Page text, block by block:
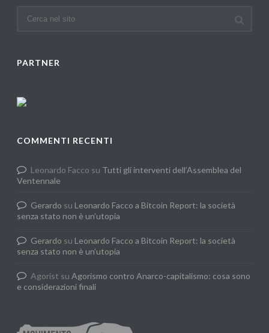
PARTNER
COMMENTI RECENTI
Leonardo Facco su Tutti gli interventi dell’Assemblea del
Ventennale
Gerardo su Leonardo Facco a Bitcoin Report: la società
senza stato non è un’utopia
Gerardo su Leonardo Facco a Bitcoin Report: la società
senza stato non è un’utopia
Agorist suAgorismo contro Anarco-capitalismo: cosa sono
e considerazioni finali